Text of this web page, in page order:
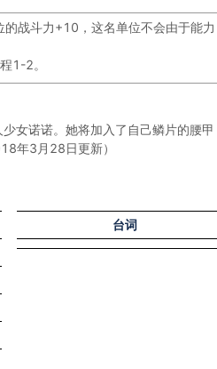
战斗力+10，这名单位不会由于能力
1-2。
女诺诺。她将加入了自己鳞片的腰甲
年3月28日更新）
台词